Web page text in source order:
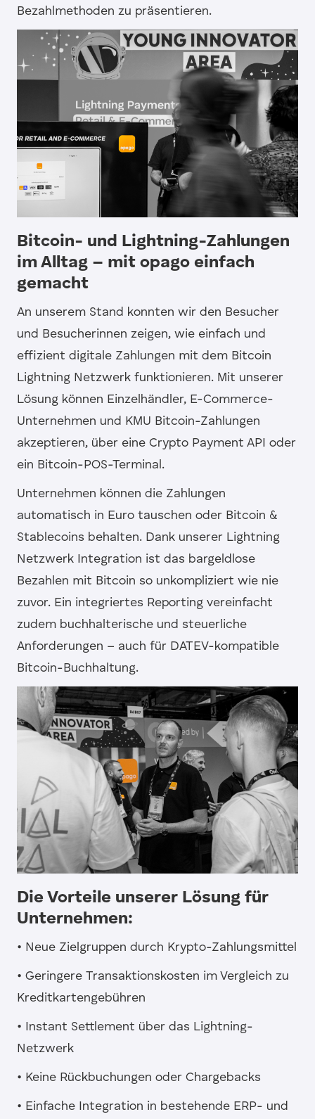
Bezahlmethoden zu präsentieren.
Bitcoin- und Lightning-Zahlungen
im Alltag – mit opago einfach
gemacht
An unserem Stand konnten wir den Besucher
und Besucherinnen zeigen, wie einfach und
effizient digitale Zahlungen mit dem Bitcoin
Lightning Netzwerk funktionieren. Mit unserer
Lösung können Einzelhändler, E-Commerce-
Unternehmen und KMU Bitcoin-Zahlungen
akzeptieren, über eine Crypto Payment API oder
ein Bitcoin-POS-Terminal.
Unternehmen können die Zahlungen
automatisch in Euro tauschen oder Bitcoin &
Stablecoins behalten. Dank unserer Lightning
Netzwerk Integration ist das bargeldlose
Bezahlen mit Bitcoin so unkompliziert wie nie
zuvor. Ein integriertes Reporting vereinfacht
zudem buchhalterische und steuerliche
Anforderungen – auch für DATEV-kompatible
Bitcoin-Buchhaltung.
Die Vorteile unserer Lösung für
Unternehmen:
• Neue Zielgruppen durch Krypto-Zahlungsmittel
• Geringere Transaktionskosten im Vergleich zu
Kreditkartengebühren
• Instant Settlement über das Lightning-
Netzwerk
• Keine Rückbuchungen oder Chargebacks
• Einfache Integration in bestehende ERP- und